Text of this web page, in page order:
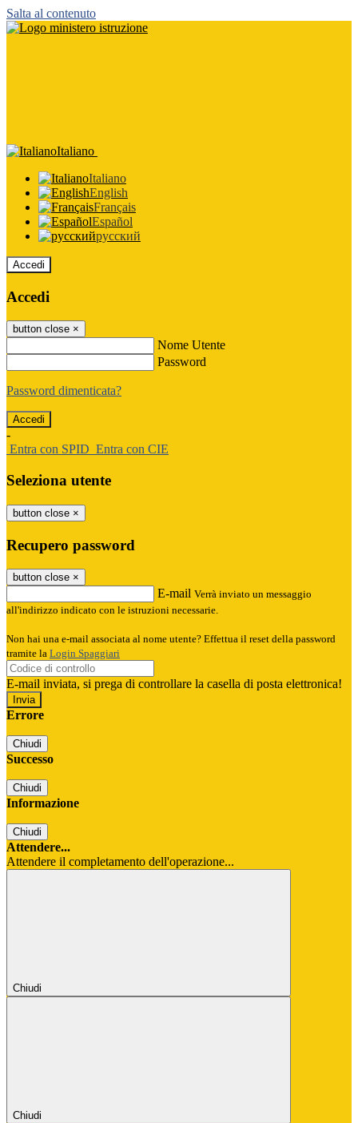
Salta al contenuto
Italiano
Italiano
English
Français
Español
русский
Accedi
Accedi
button close ×
Nome Utente
Password
Password dimenticata?
-
Entra con SPID Entra con CIE
Seleziona utente
button close ×
Recupero password
button close ×
E-mail Verrà inviato un messaggio
all'indirizzo indicato con le istruzioni necessarie.
Non hai una e-mail associata al nome utente? Effettua il reset della password
tramite la Login Spaggiari
E-mail inviata, si prega di controllare la casella di posta elettronica!
Errore
Chiudi
Successo
Chiudi
Informazione
Chiudi
Attendere...
Attendere il completamento dell'operazione...
Chiudi
Chiudi